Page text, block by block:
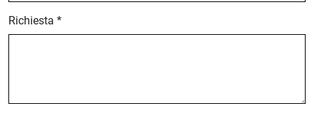
Richiesta *